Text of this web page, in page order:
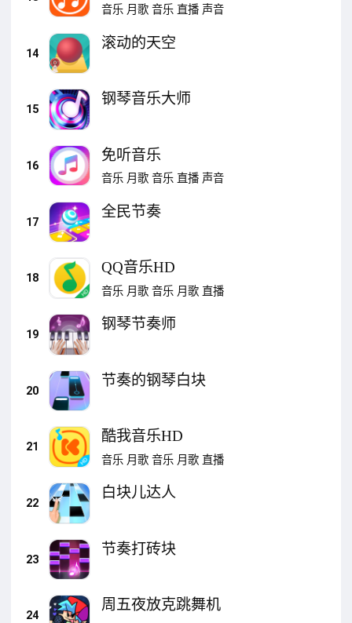
音乐 月歌 音乐 直播 声音
14
滚动的天空
15
钢琴音乐大师
16
免听音乐
音乐 月歌 音乐 直播 声音
17
全民节奏
18
QQ音乐HD
音乐 月歌 音乐 月歌 直播
19
钢琴节奏师
20
节奏的钢琴白块
21
酷我音乐HD
音乐 月歌 音乐 月歌 直播
22
白块儿达人
23
节奏打砖块
24
周五夜放克跳舞机